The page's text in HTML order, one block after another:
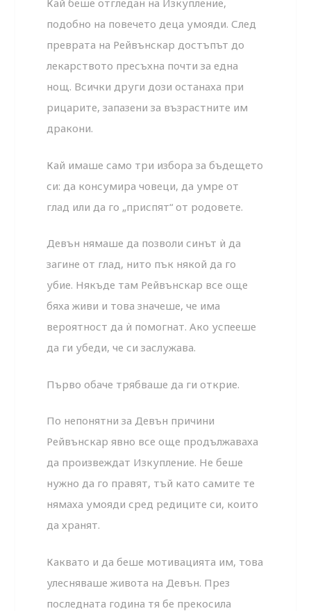
Кай беше отгледан на Изкупление,
подобно на повечето деца умояди. След
преврата на Рейвънскар достъпът до
лекарството пресъхна почти за една
нощ. Всички други дози останаха при
рицарите, запазени за възрастните им
дракони.
Кай имаше само три избора за бъдещето
си: да консумира човеци, да умре от
глад или да го „приспят“ от родовете.
Девън нямаше да позволи синът ѝ да
загине от глад, нито пък някой да го
убие. Някъде там Рейвънскар все още
бяха живи и това значеше, че има
вероятност да ѝ помогнат. Ако успееше
да ги убеди, че си заслужава.
Първо обаче трябваше да ги открие.
По непонятни за Девън причини
Рейвънскар явно все още продължаваха
да произвеждат Изкупление. Не беше
нужно да го правят, тъй като самите те
нямаха умояди сред редиците си, които
да хранят.
Каквато и да беше мотивацията им, това
улесняваше живота на Девън. През
последната година тя бе прекосила